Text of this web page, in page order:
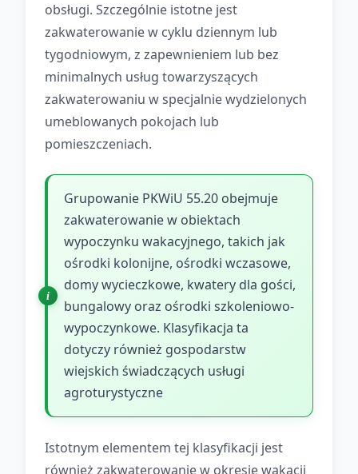
obsługi. Szczególnie istotne jest
zakwaterowanie w cyklu dziennym lub
tygodniowym, z zapewnieniem lub bez
minimalnych usług towarzyszących
zakwaterowaniu w specjalnie wydzielonych
umeblowanych pokojach lub
pomieszczeniach.
Grupowanie PKWiU 55.20 obejmuje
zakwaterowanie w obiektach
wypoczynku wakacyjnego, takich jak
ośrodki kolonijne, ośrodki wczasowe,
domy wycieczkowe, kwatery dla gości,
bungalowy oraz ośrodki szkoleniowo-
wypoczynkowe. Klasyfikacja ta
dotyczy również gospodarstw
wiejskich świadczących usługi
agroturystyczne
Istotnym elementem tej klasyfikacji jest
również zakwaterowanie w okresie wakacji